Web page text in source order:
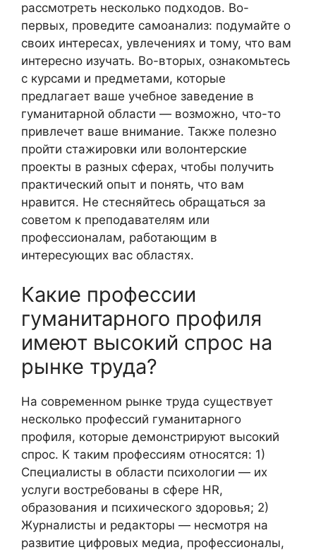
рассмотреть несколько подходов. Во-
первых, проведите самоанализ: подумайте о
своих интересах, увлечениях и тому, что вам
интересно изучать. Во-вторых, ознакомьтесь
с курсами и предметами, которые
предлагает ваше учебное заведение в
гуманитарной области — возможно, что-то
привлечет ваше внимание. Также полезно
пройти стажировки или волонтерские
проекты в разных сферах, чтобы получить
практический опыт и понять, что вам
нравится. Не стесняйтесь обращаться за
советом к преподавателям или
профессионалам, работающим в
интересующих вас областях.
Какие профессии
гуманитарного профиля
имеют высокий спрос на
рынке труда?
На современном рынке труда существует
несколько профессий гуманитарного
профиля, которые демонстрируют высокий
спрос. К таким профессиям относятся: 1)
Специалисты в области психологии — их
услуги востребованы в сфере HR,
образования и психического здоровья; 2)
Журналисты и редакторы — несмотря на
развитие цифровых медиа, профессионалы,